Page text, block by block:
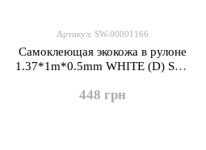
Артикул: SW-00001166
Самоклеющая экокожа в рулоне
1.37*1m*0.5mm WHITE (D) SW-
448 грн